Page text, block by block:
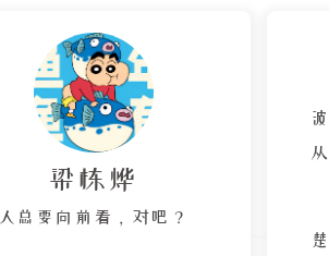
梁栋烨
人总要向前看，对吧？